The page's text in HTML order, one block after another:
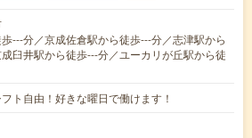
---分／京成佐倉駅から徒歩---分／志津駅から
臼井駅から徒歩---分／ユーカリが丘駅から徒
ト自由！好きな曜日で働けます！